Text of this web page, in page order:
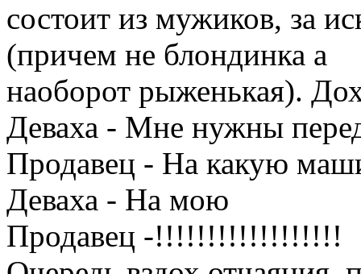
состоит из мужиков, за
(причем не блондинка а
наоборот рыженькая).
Деваха - Мне нужны
Продавец - На какую
Деваха - На мою
Продавец -!!!!!!!!!!!!!!!!!!